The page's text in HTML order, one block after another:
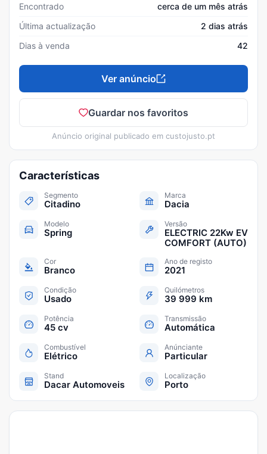
Encontrado
cerca de um mês atrás
Última actualização
2 dias atrás
Dias à venda
42
Ver anúncio
Guardar nos favoritos
Anúncio original publicado em custojusto.pt
Características
Segmento
Citadino
Marca
Dacia
Modelo
Spring
Versão
ELECTRIC 22Kw EV
COMFORT (AUTO)
Cor
Branco
Ano de registo
2021
Condição
Usado
Quilómetros
39 999 km
Potência
45 cv
Transmissão
Automática
Combustível
Elétrico
Anúnciante
Particular
Stand
Dacar Automoveis
Localização
Porto